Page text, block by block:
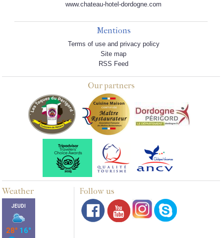
www.chateau-hotel-dordogne.com
Mentions
Terms of use and privacy policy
Site map
RSS Feed
Our partners
Weather Follow us